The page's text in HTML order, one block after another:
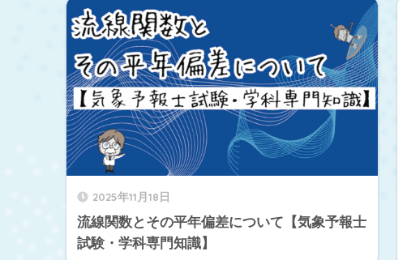
2025年11月18日
流線関数とその平年偏差について【気象予報士
試験・学科専門知識】